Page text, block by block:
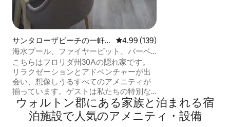
サンタローザビーチの一軒
家
レビュー139件、5つ星中4.99つ
4.99 (139)
海水プール、ファイヤーピット、バーベ
キューグリル、ペットOK、30A近く
こちらはフロリダ州30Aの隠れ家です。
リラクゼーションとアドベンチャーが出
会い、想像しうるすべてのアメニティが
揃っています。ゲストは私たちの特別な
サービスに大喜びしています！このペッ
トフレンドリーな家には、フェンス付き
の裏庭、専用プール（リクエストに応じ
は除きます。
ウォルトン郡にある家族と泊まれる宿
泊施設で人気のアメニティ・設備